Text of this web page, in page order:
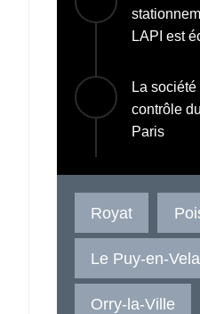
LAPI est
La
contrôle
Paris
Royat
Le Puy-en-
Orry-la-Ville